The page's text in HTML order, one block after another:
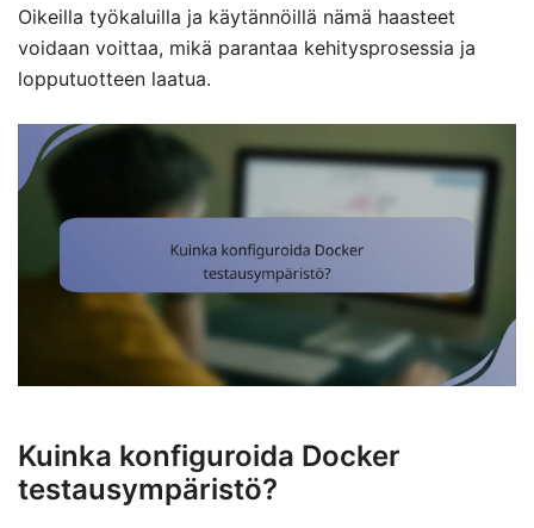
Oikeilla työkaluilla ja käytännöillä nämä haasteet
voidaan voittaa, mikä parantaa kehitysprosessia ja
lopputuotteen laatua.
Kuinka konfiguroida Docker
testausympäristö?